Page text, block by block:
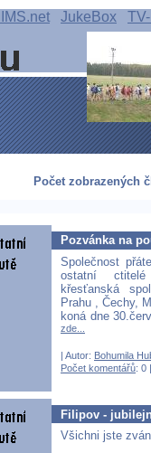
JukeBox
Počet zobrazených
Pozvánka na
Společnost
ostatní
křesťanská
Prahu , Čechy,
koná dne
zde...
| Autor: Bohumila
Počet komentářů: 0
Filipov -
Všichni jste